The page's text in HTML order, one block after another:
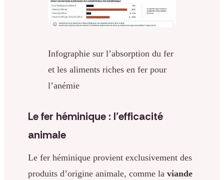
Infographie sur l’absorption du fer
et les aliments riches en fer pour
l’anémie
Le fer héminique : l’efficacité
animale
Le fer héminique provient exclusivement des
produits d’origine animale, comme la viande